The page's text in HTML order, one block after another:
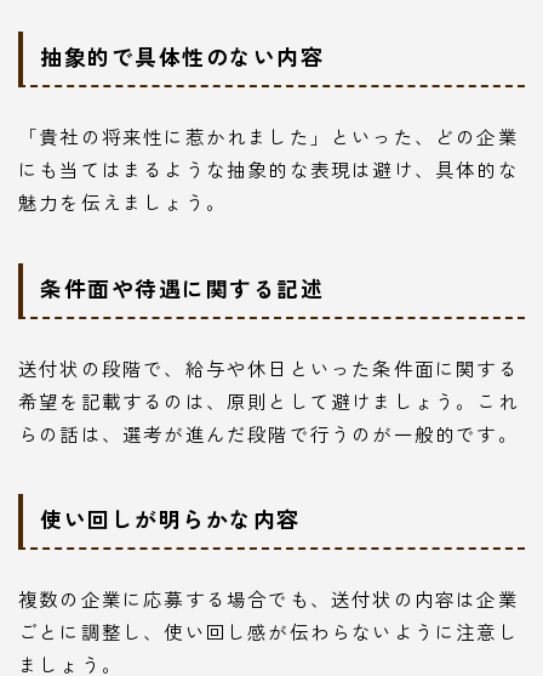
抽象的で具体性のない内容
「貴社の将来性に惹かれました」といった、どの企業
にも当てはまるような抽象的な表現は避け、具体的な
魅力を伝えましょう。
条件面や待遇に関する記述
送付状の段階で、給与や休日といった条件面に関する
希望を記載するのは、原則として避けましょう。これ
らの話は、選考が進んだ段階で行うのが一般的です。
使い回しが明らかな内容
複数の企業に応募する場合でも、送付状の内容は企業
ごとに調整し、使い回し感が伝わらないように注意し
ましょう。